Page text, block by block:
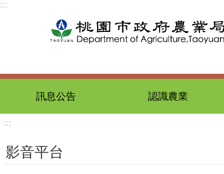
跳到主要內容區塊
:::
訊息公告 認識農業
:::
影音平台